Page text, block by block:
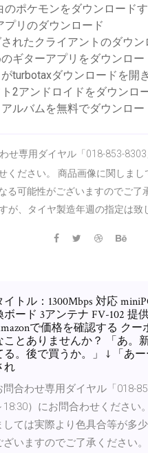
のポケモンをダウンロード
プリのダウンロード
れたクライアントのダウ
ギターアプリをダウンロー
turbotaxダウンロードを開
2アンドロイドをダウンロ
ルバムを無料でダウンロー
せ専用ダイヤル「018-853-8303
ください。 商品画像に関しま
る可能性がございますのでご了
が、タイヤ製造年週の指定は致
イトル：1300Mbps 対応
ボード 3アンテナ FV-102 提
で価格を確認する クー
ことありませんか？ 「あ。
る。後で買うか。」 ↓ 「あ
れ
問合わせ専用ダイヤル「018-
18:30）にお問合わせください
しては実際より色具合等が多
ざいますのでご了承ください